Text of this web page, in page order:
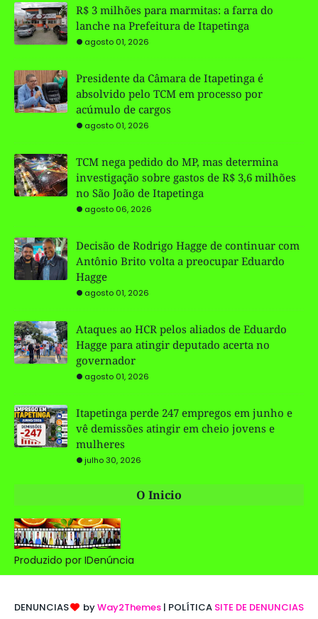
R$ 3 milhões para marmitas: a farra do
lanche na Prefeitura de Itapetinga
agosto 01, 2026
Presidente da Câmara de Itapetinga é
absolvido pelo TCM em processo por
acúmulo de cargos
agosto 01, 2026
TCM nega pedido do MP, mas determina
investigação sobre gastos de R$ 3,6 milhões
no São João de Itapetinga
agosto 06, 2026
Decisão de Rodrigo Hagge de continuar com
Antônio Brito volta a preocupar Eduardo
Hagge
agosto 01, 2026
Ataques ao HCR pelos aliados de Eduardo
Hagge para atingir deputado acerta no
governador
agosto 01, 2026
Itapetinga perde 247 empregos em junho e
vê demissões atingir em cheio jovens e
mulheres
julho 30, 2026
O Inicio
Produzido por IDenúncia
DENUNCIAS byWay2Themes | POLÍTICA SITE DE DENUNCIAS